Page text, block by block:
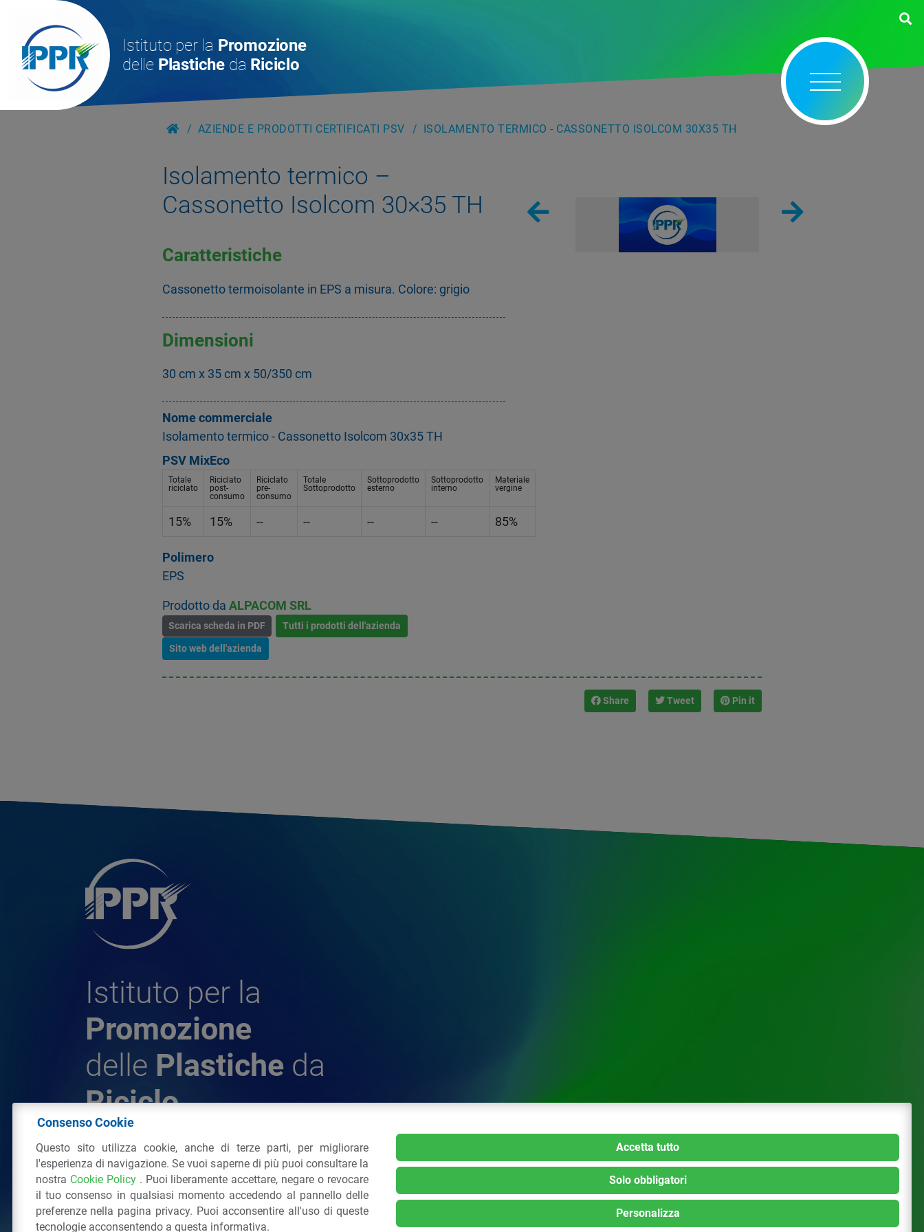
Istituto per la Promozione
delle Plastiche da Riciclo
AZIENDE E PRODOTTI CERTIFICATI PSV ISOLAMENTO TERMICO - CASSONETTO ISOLCOM 30X35 TH
Isolamento termico –
Cassonetto Isolcom 30×35 TH
Caratteristiche
Cassonetto termoisolante in EPS a misura. Colore: grigio
Dimensioni
30 cm x 35 cm x 50/350 cm
Nome commerciale
Isolamento termico - Cassonetto Isolcom 30x35 TH
PSV MixEco
Totale
riciclato
Riciclato
post-
consumo
Riciclato
pre-
consumo
Totale
Sottoprodotto
Sottoprodotto
esterno
Sottoprodotto
interno
Materiale
vergine
15% 15% -- -- -- -- 85%
Polimero
EPS
Prodotto da ALPACOM SRL
Scarica scheda in PDF Tutti i prodotti dell'azienda
Sito web dell'azienda
Share Tweet Pin it
Istituto per la
Promozione
delle Plastiche da
Riciclo
© 2026 - IPPR Istituto per la Promozione delle Plastiche
da Riciclo
C.F. 97381090154
Via San Vittore 3620123 Milano(MI) Tel.: 02 43928225.
Tutti i diritti riservatiPrivacy Policy
Consenso Cookie
Questo sito utilizza cookie, anche di terze parti, per migliorare
l'esperienza di navigazione. Se vuoi saperne di più puoi consultare la
nostra Cookie Policy . Puoi liberamente accettare, negare o revocare
il tuo consenso in qualsiasi momento accedendo al pannello delle
preferenze nella pagina privacy. Puoi acconsentire all'uso di queste
tecnologie acconsentendo a questa informativa.
Accetta tutto
Solo obbligatori
Personalizza